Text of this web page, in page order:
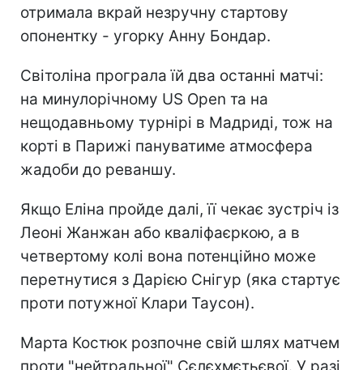
отримала вкрай незручну стартову
опонентку - угорку Анну Бондар.
Світоліна програла їй два останні матчі:
на минулорічному US Open та на
нещодавньому турнірі в Мадриді, тож на
корті в Парижі пануватиме атмосфера
жадоби до реваншу.
Якщо Еліна пройде далі, її чекає зустріч із
Леоні Жанжан або кваліфаєркою, а в
четвертому колі вона потенційно може
перетнутися з Дарією Снігур (яка стартує
проти потужної Клари Таусон).
Марта Костюк розпочне свій шлях матчем